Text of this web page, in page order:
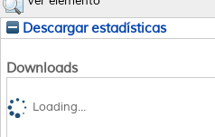
Descargar estadísticas
Downloads
Loading...